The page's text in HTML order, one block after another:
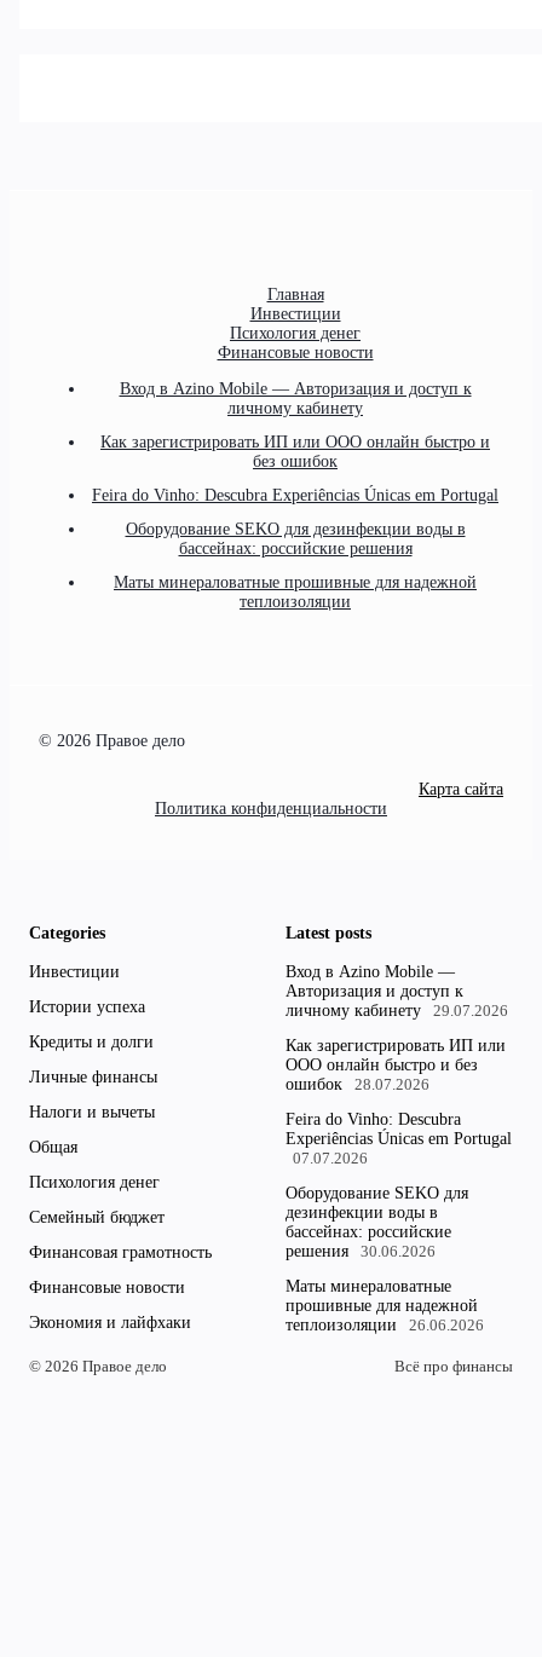
Главная
Инвестиции
Психология денег
Финансовые новости
Вход в Azino Mobile — Авторизация и доступ к
личному кабинету
Как зарегистрировать ИП или ООО онлайн быстро и
без ошибок
Feira do Vinho: Descubra Experiências Únicas em Portugal
Оборудование SEKO для дезинфекции воды в
бассейнах: российские решения
Маты минераловатные прошивные для надежной
теплоизоляции
© 2026 Правое дело
Карта сайта
Политика конфиденциальности
Categories
Инвестиции
Истории успеха
Кредиты и долги
Личные финансы
Налоги и вычеты
Общая
Психология денег
Семейный бюджет
Финансовая грамотность
Финансовые новости
Экономия и лайфхаки
Latest posts
Вход в Azino Mobile —
Авторизация и доступ к
личному кабинету
29.07.2026
Как зарегистрировать ИП или
ООО онлайн быстро и без
ошибок
28.07.2026
Feira do Vinho: Descubra
Experiências Únicas em Portugal
07.07.2026
Оборудование SEKO для
дезинфекции воды в
бассейнах: российские
решения
30.06.2026
Маты минераловатные
прошивные для надежной
теплоизоляции
26.06.2026
© 2026 Правое дело Всё про финансы